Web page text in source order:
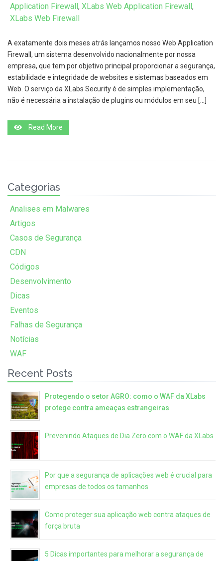
Application Firewall , XLabs Web Application Firewall ,
XLabs Web Firewall
A exatamente dois meses atrás lançamos nosso Web Application
Firewall, um sistema desenvolvido nacionalmente por nossa
empresa, que tem por objetivo principal proporcionar a segurança,
estabilidade e integridade de websites e sistemas baseados em
Web. O serviço da XLabs Security é de simples implementação,
não é necessária a instalação de plugins ou módulos em seu […]
Read More
Categorias
Analises em Malwares
Artigos
Casos de Segurança
CDN
Códigos
Desenvolvimento
Dicas
Eventos
Falhas de Segurança
Notícias
WAF
Recent Posts
Protegendo o setor AGRO: como o WAF da XLabs
protege contra ameaças estrangeiras
Prevenindo Ataques de Dia Zero com o WAF da XLabs
Por que a segurança de aplicações web é crucial para
empresas de todos os tamanhos
Como proteger sua aplicação web contra ataques de
força bruta
5 Dicas importantes para melhorar a segurança de